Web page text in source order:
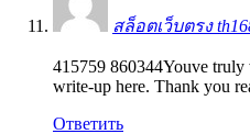
สล็อตเว็บตรง
415759 860344Youve
write-up here. Thank you
Ответить